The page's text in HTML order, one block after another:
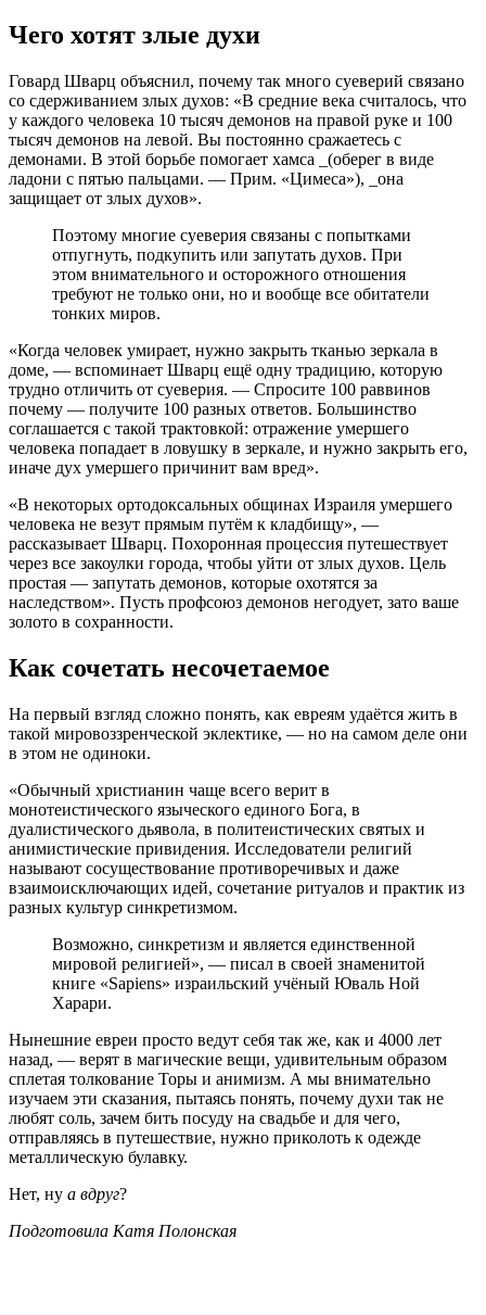
Чего хотят злые духи
Говард Шварц объяснил, почему так много суеверий связано
со сдерживанием злых духов: «В средние века считалось, что
у каждого человека 10 тысяч демонов на правой руке и 100
тысяч демонов на левой. Вы постоянно сражаетесь с
демонами. В этой борьбе помогает хамса _(оберег в виде
ладони с пятью пальцами. — Прим. «Цимеса»), _она
защищает от злых духов».
Поэтому многие суеверия связаны с попытками
отпугнуть, подкупить или запутать духов. При
этом внимательного и осторожного отношения
требуют не только они, но и вообще все обитатели
тонких миров.
«Когда человек умирает, нужно закрыть тканью зеркала в
доме, — вспоминает Шварц ещё одну традицию, которую
трудно отличить от суеверия. — Спросите 100 раввинов
почему — получите 100 разных ответов. Большинство
соглашается с такой трактовкой: отражение умершего
человека попадает в ловушку в зеркале, и нужно закрыть его,
иначе дух умершего причинит вам вред».
«В некоторых ортодоксальных общинах Израиля умершего
человека не везут прямым путём к кладбищу», —
рассказывает Шварц. Похоронная процессия путешествует
через все закоулки города, чтобы уйти от злых духов. Цель
простая — запутать демонов, которые охотятся за
наследством». Пусть профсоюз демонов негодует, зато ваше
золото в сохранности.
Как сочетать несочетаемое
На первый взгляд сложно понять, как евреям удаётся жить в
такой мировоззренческой эклектике, — но на самом деле они
в этом не одиноки.
«Обычный христианин чаще всего верит в
монотеистического языческого единого Бога, в
дуалистического дьявола, в политеистических святых и
анимистические привидения. Исследователи религий
называют сосуществование противоречивых и даже
взаимоисключающих идей, сочетание ритуалов и практик из
разных культур синкретизмом.
Возможно, синкретизм и является единственной
мировой религией», — писал в своей знаменитой
книге «Sapiens» израильский учёный Юваль Ной
Харари.
Нынешние евреи просто ведут себя так же, как и 4000 лет
назад, — верят в магические вещи, удивительным образом
сплетая толкование Торы и анимизм. А мы внимательно
изучаем эти сказания, пытаясь понять, почему духи так не
любят соль, зачем бить посуду на свадьбе и для чего,
отправляясь в путешествие, нужно приколоть к одежде
металлическую булавку.
Нет, ну а вдруг?
Подготовила Катя Полонская